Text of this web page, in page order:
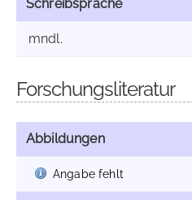
Schreibsprache
mndl.
Forschungsliteratur
Abbildungen
Angabe fehlt